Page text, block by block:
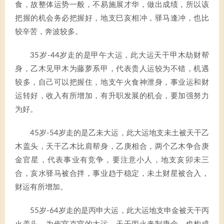
食，故整体运势一般，不易施展才华，做出成绩，所以该
把握的机会务必把握好，地支巳亥相冲，驿马逢冲，也比
较辛苦，奔波较多。
35岁-44岁走的是甲午大运，此大运天干甲木劫财帮
身，乙木见甲木为藤萝系甲，代表贵人运较为不错，机遇
较多，自己可以把握住，地支午火食神泄身，事业运和财
运转好，收入有所增加，有升职发展的机会，要加强努力
为好。
45岁-54岁走的是乙未大运，此大运地支未土被天干乙
木盖头，天干乙木比肩帮身，乙庚相合，两个乙木争合庚
金官星，代表事业有竞争，要注意小人，地支亥卯未三
合，亥水驿马被合拌，事业趋于稳定，未土财星被合入，
财运有所增加。
55岁-64岁走的是丙申大运，此大运地支申金被天干丙